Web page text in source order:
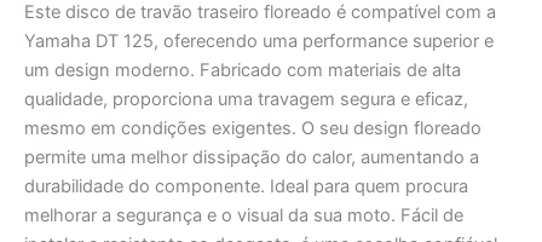
Este disco de travão traseiro floreado é compatível com a
Yamaha DT 125, oferecendo uma performance superior e
um design moderno. Fabricado com materiais de alta
qualidade, proporciona uma travagem segura e eficaz,
mesmo em condições exigentes. O seu design floreado
permite uma melhor dissipação do calor, aumentando a
durabilidade do componente. Ideal para quem procura
melhorar a segurança e o visual da sua moto. Fácil de